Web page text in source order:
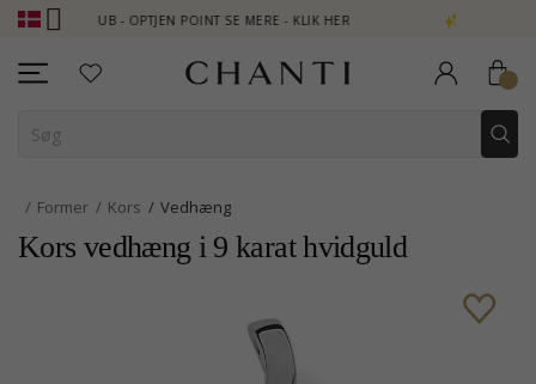
CLUB - OPTJEN POINT SE MERE - KLIK HER NEW COLLECTION |
Former Kors Vedhæng
Kors vedhæng i 9 karat hvidguld